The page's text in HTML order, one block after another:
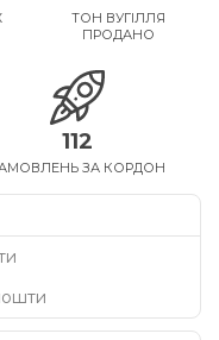
ТОН ВУГІЛЛЯ
ПРОДАНО
112
ЗА КОРДОН